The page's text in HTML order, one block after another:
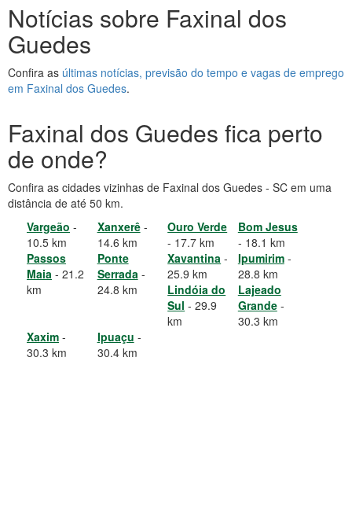
Notícias sobre Faxinal dos
Guedes
Confira as últimas notícias, previsão do tempo e vagas de emprego
em Faxinal dos Guedes.
Faxinal dos Guedes fica perto
de onde?
Confira as cidades vizinhas de Faxinal dos Guedes - SC em uma
distância de até 50 km.
Vargeão -
10.5 km
Xanxerê-
14.6 km
Ouro Verde
- 17.7 km
Bom Jesus
- 18.1 km
Passos
Maia - 21.2
km
Ponte
Serrada-
24.8 km
Xavantina -
25.9 km
Ipumirim-
28.8 km
Lindóia do
Sul - 29.9
km
Lajeado
Grande-
30.3 km
Xaxim -
30.3 km
Ipuaçu -
30.4 km